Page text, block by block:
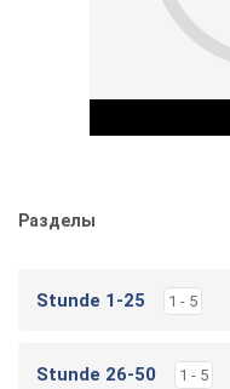
Разделы
Stunde 1-25 1 - 5
Stunde 26-50 1 - 5